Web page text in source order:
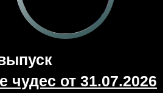
чудес от 31.07.2026